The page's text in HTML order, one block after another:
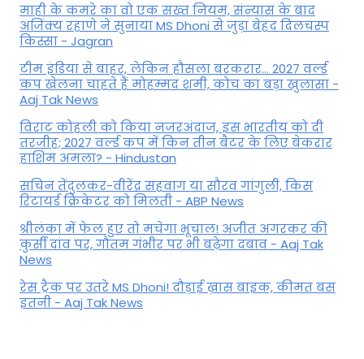
माही के कमरे का वो एक सख्त नियम, संन्यास के बाद
अजिंक्‍य रहाणे ने सुनाया MS Dhoni से जुड़ा बेहद दिलचस्प
किस्सा - Jagran
टीम इंडिया से बाहर, लेकिन हौसला बरकरार... 2027 वर्ल्ड
कप खेलना चाहते हैं मोहम्मद शमी, कोच का बड़ा खुलासा -
Aaj Tak News
विराट कोहली को किया नजरअंदाज, इस भारतीय को दी
तरजीह; 2027 वर्ल्ड कप में किन तीन बैटर के लिए बेकरार
हाशिम अमला? - Hindustan
सचिन तेंदुलकर-वीरेंद्र सहवाग या सौरव गांगुली, किस
रिटायर्ड क्रिकेटर को मिलती - ABP News
श्रीलंका में फेल हुए तो मचेगा भूचाल! अजीत अगरकर की
कुर्सी दांव पर, गौतम गंभीर पर भी बढ़ेगा दबाव - Aaj Tak
News
रेस ट्रैक पर उतरे MS Dhoni! दौड़ाई ख़ास बाइक, कीमत बस
इतनी - Aaj Tak News